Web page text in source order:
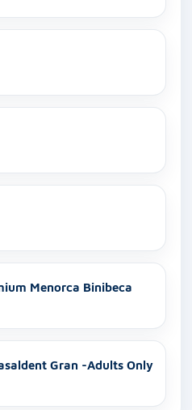
Menorca Binibeca
Gran -Adults Only